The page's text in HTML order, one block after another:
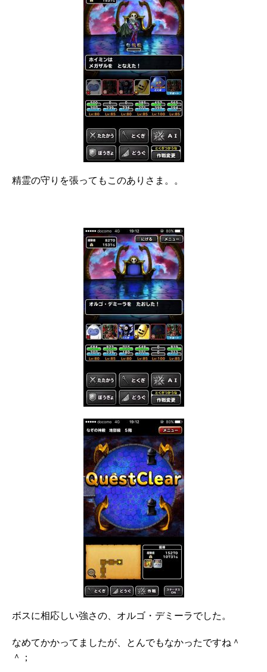
精霊の守りを張ってもこのありさま。。
ボスに相応しい強さの、オルゴ・デミーラでした。
なめてかかってましたが、とんでもなかったですね＾
＾；